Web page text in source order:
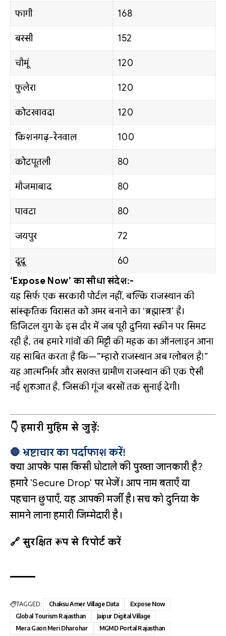
फागी 168
बस्सी 152
चौमूं 120
फुलेरा 120
कोटखावदा 120
किशनगढ़-रेनवाल 100
कोटपूतली 80
मौजमाबाद 80
पावटा 80
जयपुर 72
दूदू
60
‘Expose Now’ का सीधा संदेश:-
यह सिर्फ एक सरकारी पोर्टल नहीं, बल्कि राजस्थान की
सांस्कृतिक विरासत को अमर बनाने का ‘ब्रह्मास्त्र’ है।
डिजिटल युग के इस दौर में जब पूरी दुनिया स्क्रीन पर सिमट
रही है, तब हमारे गांवों की मिट्टी की महक का ऑनलाइन आना
यह साबित करता है कि—”म्हारो राजस्थान अब ग्लोबल है!”
यह आत्मनिर्भर और सशक्त ग्रामीण राजस्थान की एक ऐसी
नई शुरुआत है, जिसकी गूंज बरसों तक सुनाई देगी।
👇 हमारी मुहिम से जुड़ें:
🛑 भ्रष्टाचार का पर्दाफाश करें!
क्या आपके पास किसी घोटाले की पुख्ता जानकारी है?
हमारे 'Secure Drop' पर भेजें। आप नाम बताएँ या
पहचान छुपाएँ, यह आपकी मर्जी है। सच को दुनिया के
सामने लाना हमारी जिम्मेदारी है।
🔗 सुरक्षित रूप से रिपोर्ट करें
TAGGED: Chaksu Amer Village Data
Expose Now
Global Tourism Rajasthan
Jaipur Digital Village
Mera Gaon Meri Dharohar
MGMD Portal Rajasthan